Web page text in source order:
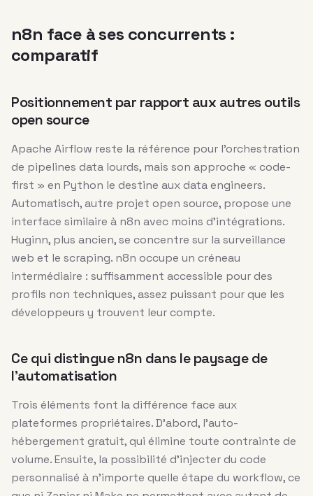
n8n face à ses concurrents :
comparatif
Positionnement par rapport aux autres outils
open source
Apache Airflow reste la référence pour l’orchestration
de pipelines data lourds, mais son approche « code-
first » en Python le destine aux data engineers.
Automatisch, autre projet open source, propose une
interface similaire à n8n avec moins d’intégrations.
Huginn, plus ancien, se concentre sur la surveillance
web et le scraping. n8n occupe un créneau
intermédiaire : suffisamment accessible pour des
profils non techniques, assez puissant pour que les
développeurs y trouvent leur compte.
Ce qui distingue n8n dans le paysage de
l’automatisation
Trois éléments font la différence face aux
plateformes propriétaires. D’abord, l’auto-
hébergement gratuit, qui élimine toute contrainte de
volume. Ensuite, la possibilité d’injecter du code
personnalisé à n’importe quelle étape du workflow, ce